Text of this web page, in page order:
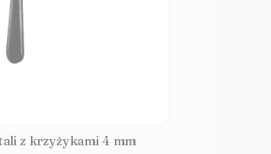
z krzyżykami 4 mm